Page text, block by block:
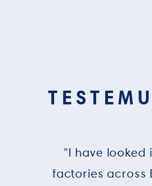
"I have looked
factories across